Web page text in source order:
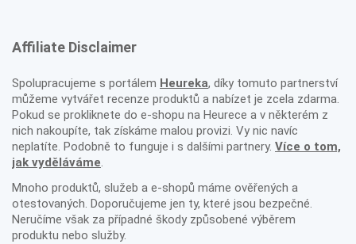
Affiliate Disclaimer
Spolupracujeme s portálem Heureka, díky tomuto partnerství
můžeme vytvářet recenze produktů a nabízet je zcela zdarma.
Pokud se prokliknete do e-shopu na Heurece a v některém z
nich nakoupíte, tak získáme malou provizi. Vy nic navíc
neplatíte. Podobně to funguje i s dalšími partnery. Více o tom,
jak vyděláváme.
Mnoho produktů, služeb a e-shopů máme ověřených a
otestovaných. Doporučujeme jen ty, které jsou bezpečné.
Neručíme však za případné škody způsobené výběrem
produktu nebo služby.